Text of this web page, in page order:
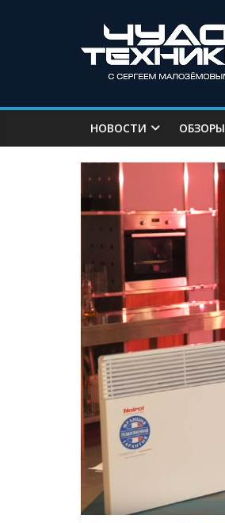
НОВОСТИ ОБЗОРЫ